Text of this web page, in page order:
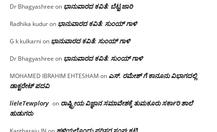
Dr Bhagyashree on ಭಾನುವಾರದ ಕವಿತೆ: ಬೆಟ್ಟ ಜಾರಿ
Radhika kuduron ಭಾನುವಾರದ ಕವಿತೆ: ಸುಂಯ್ ಗಾಳಿ
G k kulkarni on ಭಾನುವಾರದ ಕವಿತೆ: ಸುಂಯ್ ಗಾಳಿ
Dr Bhagyashree on ಭಾನುವಾರದ ಕವಿತೆ: ಸುಂಯ್ ಗಾಳಿ
MOHAMED IBRAHIM EHTESHAM on ಎಸ್. ರಮೇಶ್ ಗೆ ಕಾನೂನು ವಿಭಾಗದಲ್ಲಿ
ಡಾಕ್ಟರೇಟ್ ಪದವಿ
lieleTewplory on ರಾಷ್ಟ್ರೀಯ ವಿಜ್ಞಾನ ಸಮಾವೇಶಕ್ಕೆ‌ ತುಮಕೂರು ಸರ್ಕಾರಿ ಶಾಲೆ
ಹುಡುಗರು